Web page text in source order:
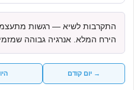
התקרבות לשיא — רגשות
הירח המלא. אנרגיה גבוהה
→ יום קודם